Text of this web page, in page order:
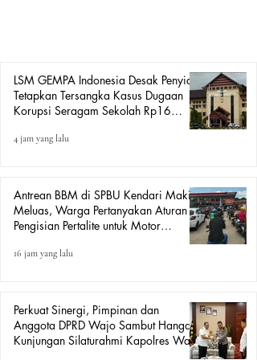
LSM GEMPA Indonesia Desak Penyidik
Tetapkan Tersangka Kasus Dugaan
Korupsi Seragam Sekolah Rp16
Milyar, Yang Seret Diduga Sepasang
Kekasih
4 jam yang lalu
Antrean BBM di SPBU Kendari Makin
Meluas, Warga Pertanyakan Aturan
Pengisian Pertalite untuk Motor
16 jam yang lalu
Perkuat Sinergi, Pimpinan dan
Anggota DPRD Wajo Sambut Hangat
Kunjungan Silaturahmi Kapolres Wajo